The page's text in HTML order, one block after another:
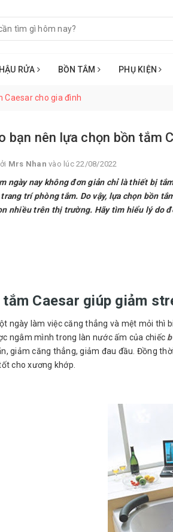
RỬA BỒN TẮM PHỤ KIỆN
Caesar cho gia đình
bạn nên lựa chọn bồn tắm
Mrs Nhan vào lúc 22/08/2022
ngày nay không đơn giản chỉ là thiết bị
trang trí phòng tắm. Do vậy, lựa chọn bồn
nhiều trên thị trường. Hãy tìm hiểu lý do
tắm Caesar giúp giảm
ngày làm việc căng thẳng và mệt mỏi thì
ngâm mình trong làn nước ấm của chiếc
giảm căng thẳng, giảm đau đầu. Đồng
cho xương khớp.